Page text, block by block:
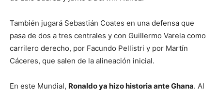
También jugará Sebastián Coates en una defensa que
pasa de dos a tres centrales y con Guillermo Varela como
carrilero derecho, por Facundo Pellistri y por Martín
Cáceres, que salen de la alineación inicial.
En este Mundial, Ronaldo ya hizo historia ante Ghana. Al